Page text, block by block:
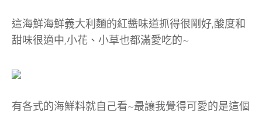
這海鮮海鮮義大利麵的紅醬味道抓得很剛好,酸度和
甜味很適中,小花、小草也都滿愛吃的~
有各式的海鮮料就自己看~最讓我覺得可愛的是這個